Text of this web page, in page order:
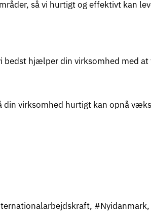
så vi hurtigt og effektivt kan
bedst hjælper din virksomhed med
din virksomhed hurtigt kan opnå